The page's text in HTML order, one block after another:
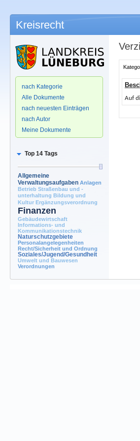
Kreisrecht
nach Kategorie
Alle Dokumente
nach neuesten Einträgen
nach Autor
Meine Dokumente
Top 14 Tags
Allgemeine
Verwaltungsaufgaben Anlagen
Betrieb Straßenbau und -
unterhaltung Bildung und
Kultur Ergänzungsverordnung
Finanzen
Gebäudewirtschaft
Informations- und
Kommunikationstechnik
Naturschutzgebiete
Personalangelegenheiten
Recht/Sicherheit und Ordnung
Soziales/Jugend/Gesundheit
Umwelt und Bauwesen
Verordnungen
Auf